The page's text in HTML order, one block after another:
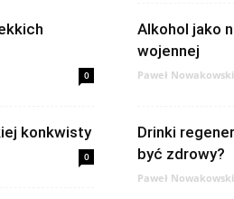
0
Alkohol jako
wojennej
Paweł Nowakowski
konkwisty
0
Drinki
być zdrowy?
Paweł Nowakowski